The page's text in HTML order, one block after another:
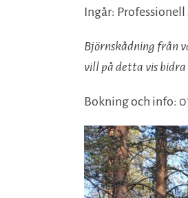
Ingår:
Björnskådning från
vill på detta vis
Bokning och info: